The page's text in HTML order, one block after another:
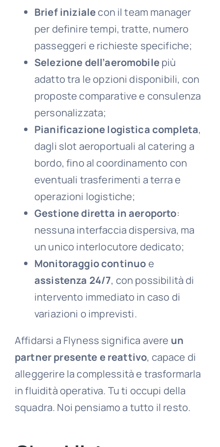
Brief inizialecon il team manager
per definire tempi, tratte, numero
passeggeri e richieste specifiche;
Selezione dell’aeromobilepiù
adatto tra le opzioni disponibili, con
proposte comparative e consulenza
personalizzata;
Pianificazione logistica completa,
dagli slot aeroportuali al catering a
bordo, fino al coordinamento con
eventuali trasferimenti a terra e
operazioni logistiche;
Gestione diretta in aeroporto:
nessuna interfaccia dispersiva, ma
un unico interlocutore dedicato;
Monitoraggio continuoe
assistenza 24/7, con possibilità di
intervento immediato in caso di
variazioni o imprevisti.
Affidarsi a Flyness significa avere un
partner presente e reattivo, capace di
alleggerire la complessità e trasformarla
in fluidità operativa. Tu ti occupi della
squadra. Noi pensiamo a tutto il resto.